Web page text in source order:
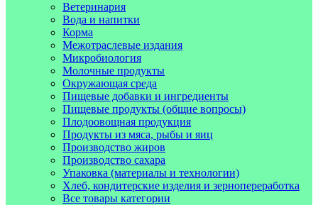
Ветеринария
Вода и напитки
Корма
Межотраслевые издания
Микробиология
Молочные продукты
Окружающая среда
Пищевые добавки и ингредиенты
Пищевые продукты (общие вопросы)
Плодоовощная продукция
Продукты из мяса, рыбы и яиц
Производство жиров
Производство сахара
Упаковка (материалы и технологии)
Хлеб, кондитерские изделия и зернопереработка
Все товары категории